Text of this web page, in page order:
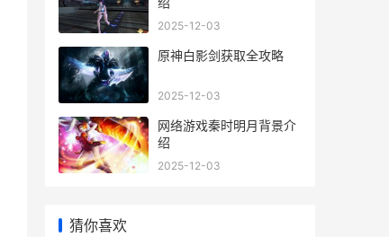
2025-12-03
原神白影剑获取全攻略
2025-12-03
网络游戏秦时明月背景介
绍
2025-12-03
猜你喜欢